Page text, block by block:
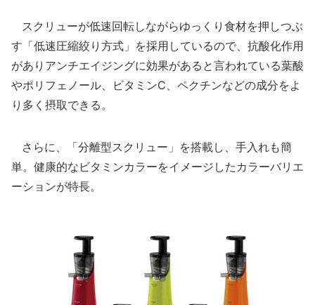
スクリューが低速回転しながらゆっくり食材を押しつぶ
す「低速圧縮絞り方式」を採用しているので、抗酸化作用
がありアンチエイジングに効果があると言われている葉酸
やポリフェノール、ビタミンC、ペクチンなどの成分をよ
り多く摂取できる。
さらに、「分離型スクリュー」を搭載し、手入れも簡
単。健康的なビタミンカラーをイメージしたカラーバリエ
ーションが特長。